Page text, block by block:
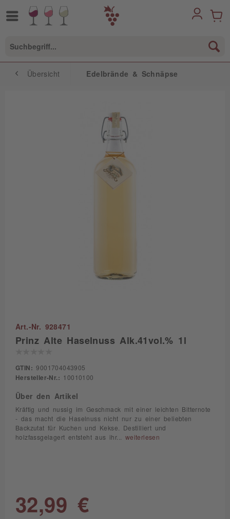
Übersicht Edelbrände & Schnäpse
Art.-Nr. 928471
Prinz Alte Haselnuss Alk.41vol.% 1l
GTIN: 9001704043905
Hersteller-Nr.: 10010100
Über den Artikel
Kräftig und nussig im Geschmack mit einer leichten Bitternote
- das macht die Haselnuss nicht nur zu einer beliebten
Backzutat für Kuchen und Kekse. Destilliert und
holzfassgelagert entsteht aus ihr... weiterlesen
32,99 €